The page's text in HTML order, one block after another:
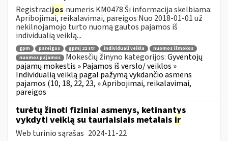
Registracijos numeris KM0478 Ši informacija skelbiama:
Apribojimai, reikalavimai, pareigos Nuo 2018-01-01 už
nekilnojamojo turto nuomą gautos pajamos iš
individualią veiklą...
gpm pareigos gpmį 22 str individuali veikla
nuomos išmokos
nuomos pajamos
Mokesčių žinyno kategorijos:Gyventojų
pajamų mokestis » Pajamos iš verslo/ veiklos »
Individualią veiklą pagal pažymą vykdančio asmens
pajamos (10, 18, 22, 23, » Apribojimai, reikalavimai,
pareigos
turėtų žinoti fiziniai asmenys, ketinantys
vykdyti veiklą su tauriaisiais metalais ir
Web turinio sąrašas 2024-11-22